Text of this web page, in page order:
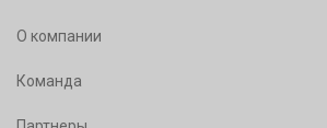
О компании
Команда